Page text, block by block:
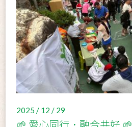
2025 / 12 / 29